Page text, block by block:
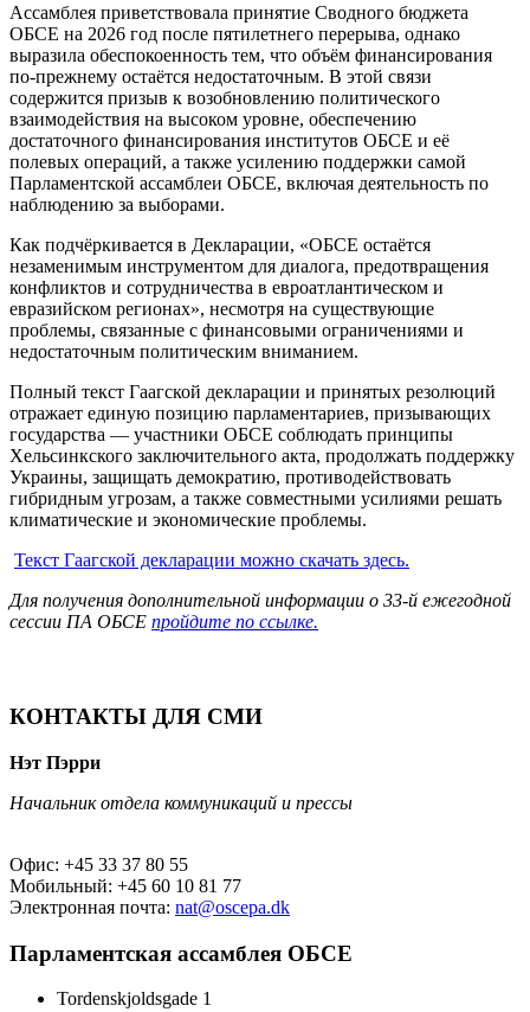
Ассамблея приветствовала принятие Сводного бюджета
ОБСЕ на 2026 год после пятилетнего перерыва, однако
выразила обеспокоенность тем, что объём финансирования
по-прежнему остаётся недостаточным. В этой связи
содержится призыв к возобновлению политического
взаимодействия на высоком уровне, обеспечению
достаточного финансирования институтов ОБСЕ и её
полевых операций, а также усилению поддержки самой
Парламентской ассамблеи ОБСЕ, включая деятельность по
наблюдению за выборами.
Как подчёркивается в Декларации, «ОБСЕ остаётся
незаменимым инструментом для диалога, предотвращения
конфликтов и сотрудничества в евроатлантическом и
евразийском регионах», несмотря на существующие
проблемы, связанные с финансовыми ограничениями и
недостаточным политическим вниманием.
Полный текст Гаагской декларации и принятых резолюций
отражает единую позицию парламентариев, призывающих
государства — участники ОБСЕ соблюдать принципы
Хельсинкского заключительного акта, продолжать поддержку
Украины, защищать демократию, противодействовать
гибридным угрозам, а также совместными усилиями решать
климатические и экономические проблемы.
Текст Гаагской декларации можно скачать здесь.
Для получения дополнительной информации о 33-й ежегодной
сессии ПА ОБСЕ пройдите по ссылке.
КОНТАКТЫ ДЛЯ СМИ
Нэт Пэрри
Начальник отдела коммуникаций и прессы
Офис: +45 33 37 80 55
Мобильный: +45 60 10 81 77
Электронная почта: nat@oscepa.dk
Парламентская ассамблея ОБСЕ
Tordenskjoldsgade 1